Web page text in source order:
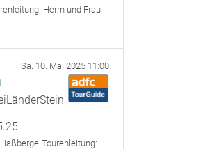
Herrn und Frau
Sa. 10. Mai 2025 11:00
Tourenleitung: